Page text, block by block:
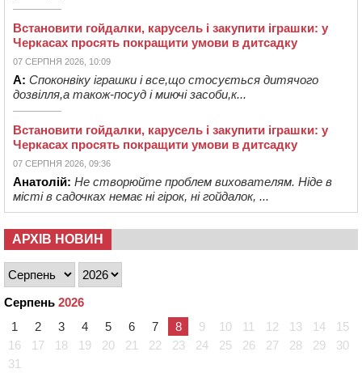
Встановити гойдалки, карусель і закупити іграшки: у
Черкасах просять покращити умови в дитсадку
07 СЕРПНЯ 2026, 10:09
А: Споконвіку іграшки і все,що стосується дитячого
дозвілля,а також-посуд і миючі засоби,к...
Встановити гойдалки, карусель і закупити іграшки: у
Черкасах просять покращити умови в дитсадку
07 СЕРПНЯ 2026, 09:36
Анатолій: Не створюйте проблем вихователям. Ніде в
місті в садочках немає ні гірок, ні гойдалок, ...
АРХІВ НОВИН
Серпень 2026
1
2 3 4 5 6 7 8 9 10 11 12 13 14
15
16
17 18 19 20 21 22 23 24 25 26 27 28 29
30
31